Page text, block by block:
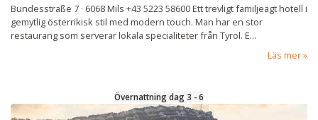
Bundesstraße 7 · 6068 Mils +43 5223 58600 Ett trevligt familjeägt hotell i
gemytlig österrikisk stil med modern touch. Man har en stor
restaurang som serverar lokala specialiteter från Tyrol. E...
Läs mer
Övernattning dag 3 - 6